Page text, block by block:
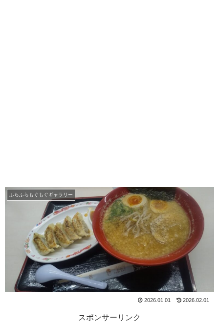
ふらふらもぐもぐギャラリー
2026.01.01 2026.02.01
スポンサーリンク